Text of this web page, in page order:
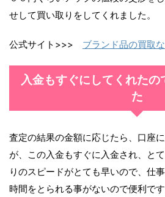
せして買い取りをしてくれました。
公式サイト>>> ブランド品の買取
入金もすぐにしてくれたの
た
査定の結果の金額に応じたら、口座
が、この入金もすぐに入金され、と
りのスピードがとても早いので、仕
時間をとられる事がないので便利です